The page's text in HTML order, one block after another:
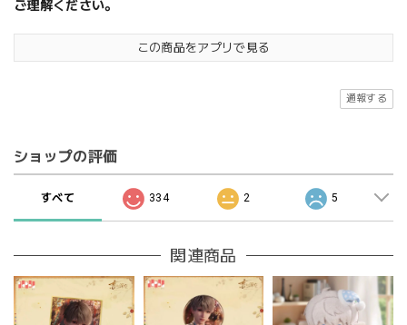
ご理解ください。
この商品をアプリで見る
通報する
ショップの評価
すべて 334 2 5
関連商品